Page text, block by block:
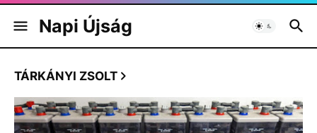
Napi Újság
TÁRKÁNYI ZSOLT